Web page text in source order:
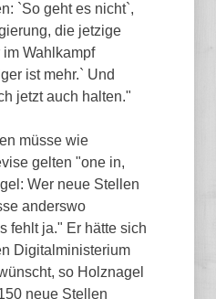
`So geht es nicht`,
die jetzige
Wahlkampf
ist mehr.` Und
jetzt auch halten."
müsse wie
gelten "one in,
Wer neue Stellen
anderswo
fehlt ja." Er hätte sich
Digitalministerium
so Holznagel
neue Stellen